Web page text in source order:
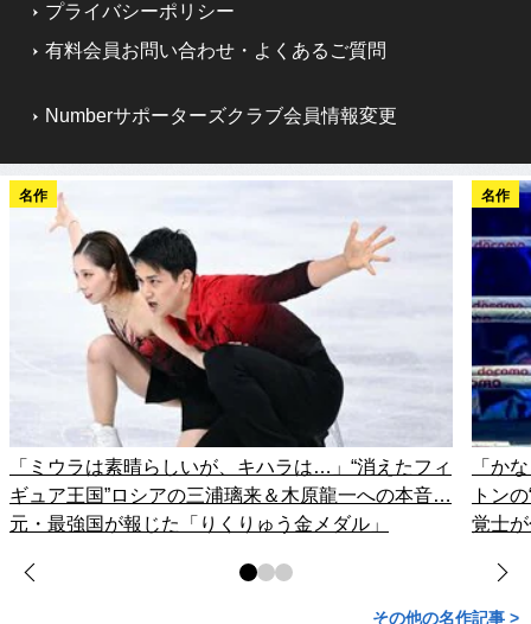
プライバシーポリシー
有料会員お問い合わせ・よくあるご質問
Numberサポーターズクラブ会員情報変更
名作
「ミウラは素晴らしいが、キハラは…」“消えたフィ
ギュア王国”ロシアの三浦璃来＆木原龍一への本音…
元・最強国が報じた「りくりゅう金メダル」
名作
「か
トン
覚士
その他の名作記事 >